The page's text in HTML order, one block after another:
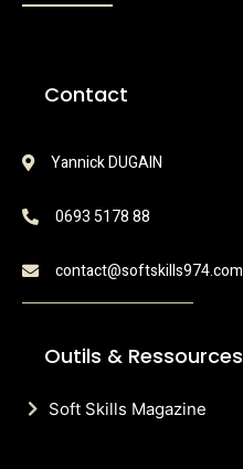
Contact
Yannick DUGAIN
0693 5178 88
contact@softskills974.com
Outils & Ressources
Soft Skills Magazine